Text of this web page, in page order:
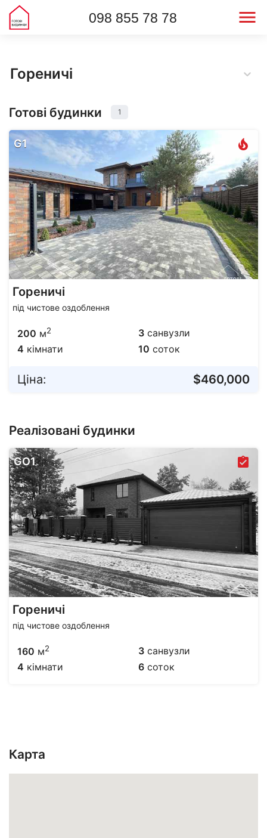
098 855 78 78
Гореничі
Готові будинки 1
G1
Гореничі
під чистове оздоблення
200 м2 3 санвузли
4 кімнати 10 соток
Ціна: $460,000
Реалізовані будинки
GO1
Гореничі
під чистове оздоблення
160 м2 3 санвузли
4 кімнати 6 соток
Карта